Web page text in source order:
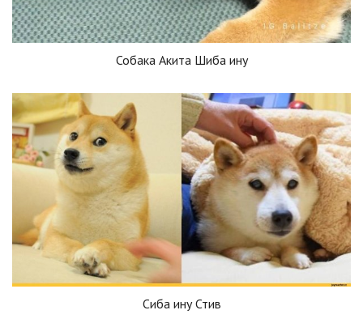
Собака Акита Шиба ину
Сиба ину Стив